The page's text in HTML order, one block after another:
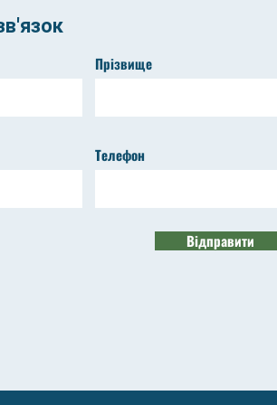
Прізвище
Телефон
Відправити